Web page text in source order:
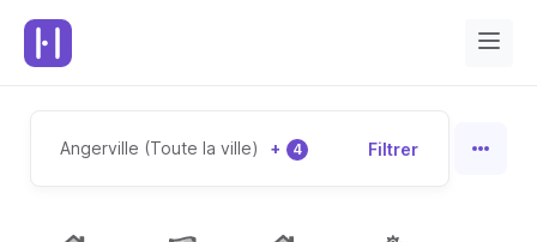
Angerville (Toute la ville) + 4 Filtrer